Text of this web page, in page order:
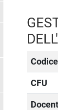
Codice
CFU